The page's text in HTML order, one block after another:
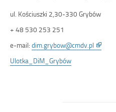
ul. Kościuszki 2,30-330 Grybów
+ 48 530 253 251
e-mail: dim.grybow@cmdv.pl Link
otwiera
Ulotka_DiM_Grybów